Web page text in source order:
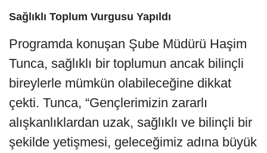
Sağlıklı Toplum Vurgusu Yapıldı
Programda konuşan Şube Müdürü Haşim
Tunca, sağlıklı bir toplumun ancak bilinçli
bireylerle mümkün olabileceğine dikkat
çekti. Tunca, “Gençlerimizin zararlı
alışkanlıklardan uzak, sağlıklı ve bilinçli bir
şekilde yetişmesi, geleceğimiz adına büyük